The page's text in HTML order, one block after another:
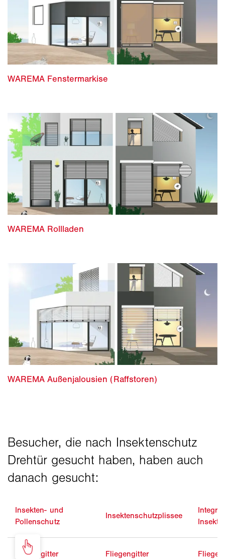
Insekten- und
Pollenschutz
Insektenschutzplissee
Fliegengitter
Fliegengitter